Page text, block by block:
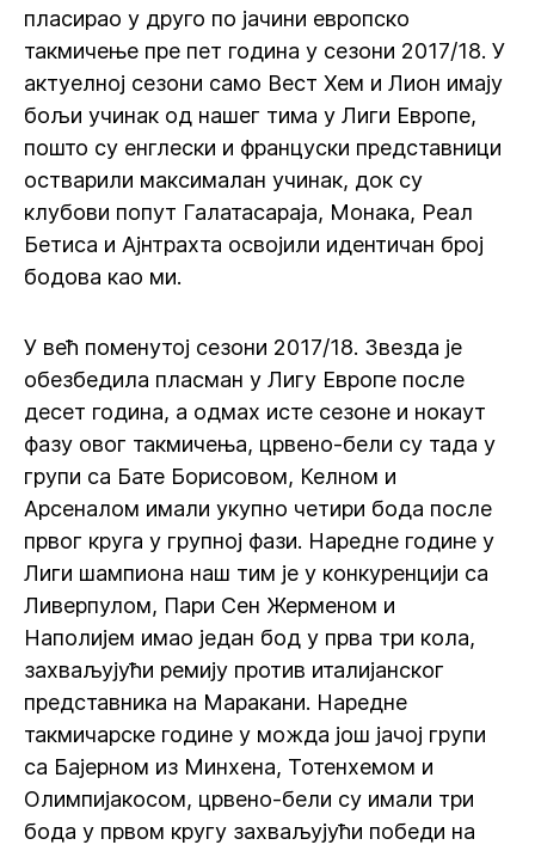
пласирао у друго по јачини европско
такмичење пре пет година у сезони 2017/18. У
актуелној сезони само Вест Хем и Лион имају
бољи учинак од нашег тима у Лиги Европе,
пошто су енглески и француски представници
остварили максималан учинак, док су
клубови попут Галатасараја, Монака, Реал
Бетиса и Ајнтрахта освојили идентичан број
бодова као ми.
У већ поменутој сезони 2017/18. Звезда је
обезбедила пласман у Лигу Европе после
десет година, а одмах исте сезоне и нокаут
фазу овог такмичења, црвено-бели су тада у
групи са Бате Борисовом, Келном и
Арсеналом имали укупно четири бода после
првог круга у групној фази. Наредне године у
Лиги шампиона наш тим је у конкуренцији са
Ливерпулом, Пари Сен Жерменом и
Наполијем имао један бод у прва три кола,
захваљујући ремију против италијанског
представника на Маракани. Наредне
такмичарске године у можда још јачој групи
са Бајерном из Минхена, Тотенхемом и
Олимпијакосом, црвено-бели су имали три
бода у првом кругу захваљујући победи на